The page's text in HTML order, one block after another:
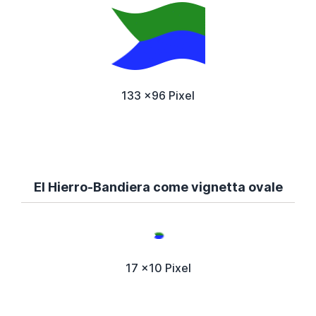
133 x96 Pixel
El Hierro-Bandiera come vignetta ovale
17 x10 Pixel